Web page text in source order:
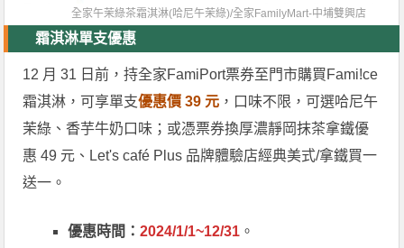
全家午茉綠茶霜淇淋(哈尼午茉綠)/全家FamilyMart-中埔雙興店
霜淇淋單支優惠
12 月 31 日前，持全家FamiPort票券至門市購買Fami!ce
霜淇淋，可享單支優惠價 39 元 ，口味不限，可選哈尼午
茉綠、香芋牛奶口味；或憑票券換厚濃靜岡抹茶拿鐵優
惠 49 元、Let's café Plus 品牌體驗店經典美式/拿鐵買一
送一。
優惠時間：2024/1/1~12/31 。